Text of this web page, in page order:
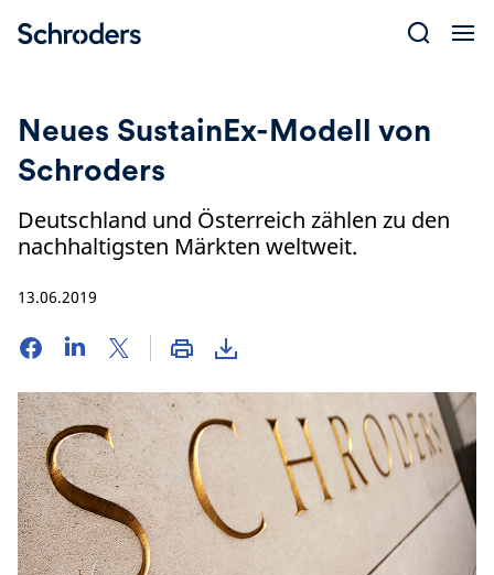
Neues SustainEx-Modell von
Schroders
Deutschland und Österreich zählen zu den
nachhaltigsten Märkten weltweit.
13.06.2019